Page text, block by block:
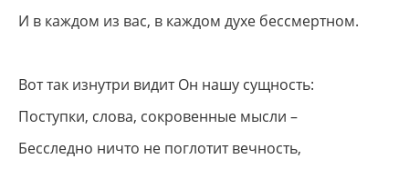
И в каждом из вас, в каждом духе бессмертном.
Вот так изнутри видит Он нашу сущность:
Поступки, слова, сокровенные мысли –
Бесследно ничто не поглотит вечность,